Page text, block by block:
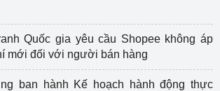
Quốc gia yêu cầu Shopee không áp
mới đối với người bán hàng
ban hành Kế hoạch hành động thực